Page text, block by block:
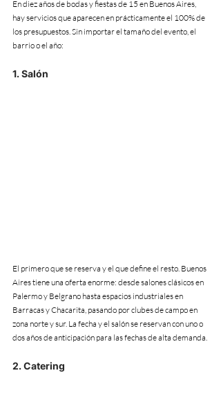
En diez años de bodas y fiestas de 15 en Buenos Aires,
hay servicios que aparecen en prácticamente el 100% de
los presupuestos. Sin importar el tamaño del evento, el
barrio o el año:
1. Salón
El primero que se reserva y el que define el resto. Buenos
Aires tiene una oferta enorme: desde salones clásicos en
Palermo y Belgrano hasta espacios industriales en
Barracas y Chacarita, pasando por clubes de campo en
zona norte y sur. La fecha y el salón se reservan con uno o
dos años de anticipación para las fechas de alta demanda.
2. Catering